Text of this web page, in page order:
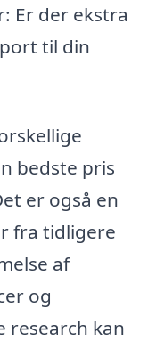
Er der ekstra
til din
bedste pris
er også en
fra tidligere
af
og
research kan